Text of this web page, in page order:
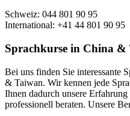
Schweiz: 044 801 90 95
International: +41 44 801 90 95
Sprachkurse in China &
Bei uns finden Sie interessante
& Taiwan. Wir kennen jede
Ihnen dadurch unsere
professionell beraten. Unsere